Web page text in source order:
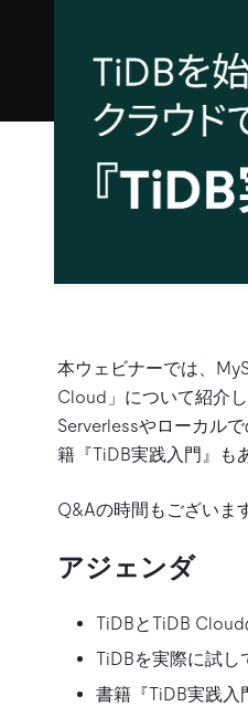
本ウェビナーでは、
Cloud」について紹介
Serverlessやローカル
籍『TiDB実践入門』も
Q&Aの時間もございま
アジェンダ
TiDBとTiDB
TiDBを実際に試し
書籍『TiDB実践入